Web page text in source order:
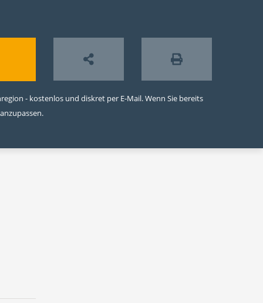
- kostenlos und diskret per E-Mail. Wenn Sie bereits